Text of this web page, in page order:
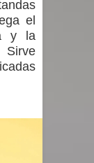
el
y la